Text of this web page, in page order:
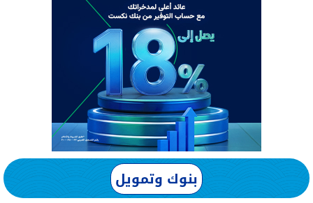
بنوك وتمويل